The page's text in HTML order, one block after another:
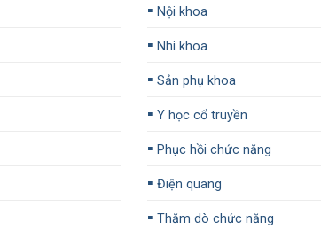
▪️ Nội khoa
▪️ Nhi khoa
▪️ Sản phụ khoa
▪️ Y học cổ truyền
▪️ Phục hồi chức năng
▪️ Điện quang
▪️ Thăm dò chức năng